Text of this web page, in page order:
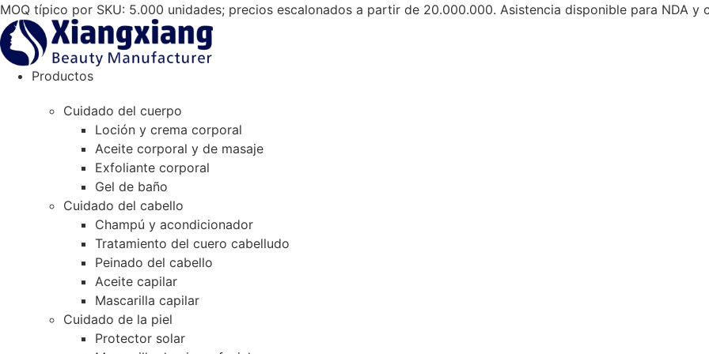
Saltar
al
contenido
MOQ típico por SKU: 5.000 unidades; precios escalonados a partir de 20.000.000. Asistencia disponible para NDA y
Productos
Cuidado del cuerpo
Loción y crema corporal
Aceite corporal y de masaje
Exfoliante corporal
Gel de baño
Cuidado del cabello
Champú y acondicionador
Tratamiento del cuero cabelludo
Peinado del cabello
Aceite capilar
Mascarilla capilar
Cuidado de la piel
Protector solar